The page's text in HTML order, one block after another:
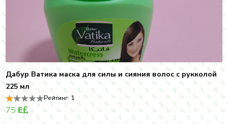
Дабур Ватика маска для силы и сияния волос с рукколой
225 мл
Рейтинг:1
75E